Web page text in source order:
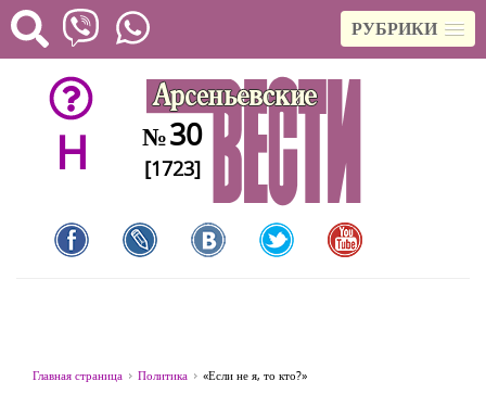
РУБРИКИ
H №30
[1723]
Главная страница Политика «Если не я, то кто?»